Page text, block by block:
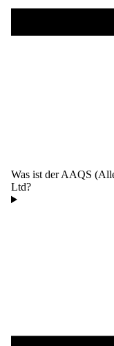
Was ist der AAQS
Ltd?